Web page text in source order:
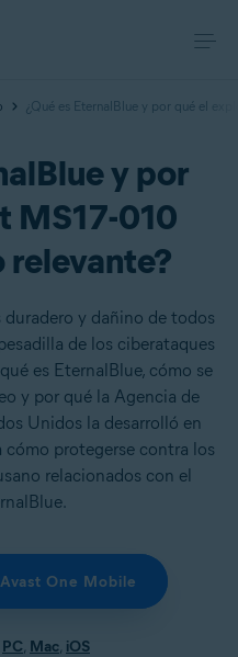
¿Qué es EternalBlue y por qué el
y por
MS17-010
relevante?
y dañino de todos
de los ciberataques
es EternalBlue, cómo se
y por qué la Agencia de
Unidos la desarrolló en
cómo protegerse contra los
relacionados con el
One Mobile
PC, Mac, iOS